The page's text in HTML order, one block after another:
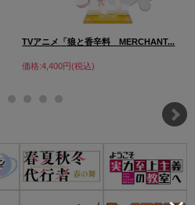
TVアニメ「狼と香辛料 MERCHANT...
価格:4,400円(税込)